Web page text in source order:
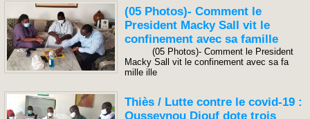
(05 Photos)- Comment le
President Macky Sall vit le
confinement avec sa famille
(05 Photos)- Comment le President
Macky Sall vit le confinement avec sa fa
mille ille
Thiès / Lutte contre le covid-19 :
Ousseynou Diouf dote trois